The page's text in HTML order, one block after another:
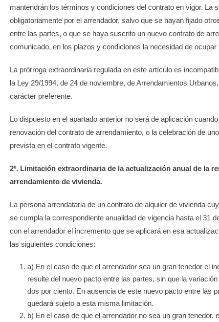
mantendrán los términos y condiciones del contrato en vigor. La
obligatoriamente por el arrendador, salvo que se hayan fijado
entre las partes, o que se haya suscrito un nuevo contrato de
comunicado, en los plazos y condiciones la necesidad de ocupar
La prórroga extraordinaria regulada en este artículo es
la Ley 29/1994, de 24 de noviembre, de Arrendamientos
carácter preferente.
Lo dispuesto en el apartado anterior no será de aplicación
renovación del contrato de arrendamiento, o la celebración de
prevista en el contrato vigente.
2º. Limitación extraordinaria de la actualización anual de la
arrendamiento de vivienda.
La persona arrendataria de un contrato de alquiler de vivienda
se cumpla la correspondiente anualidad de vigencia hasta el 31
con el arrendador el incremento que se aplicará en esa
las siguientes condiciones:
a) En el caso de que el arrendador sea un gran tenedor el
resulte del nuevo pacto entre las partes, sin que la
dos por ciento. En ausencia de este nuevo pacto entre las
quedará sujeto a esta misma limitación.
b) En el caso de que el arrendador no sea un gran tenedor,